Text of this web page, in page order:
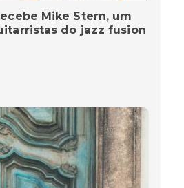
Mike Stern, um
do jazz fusion